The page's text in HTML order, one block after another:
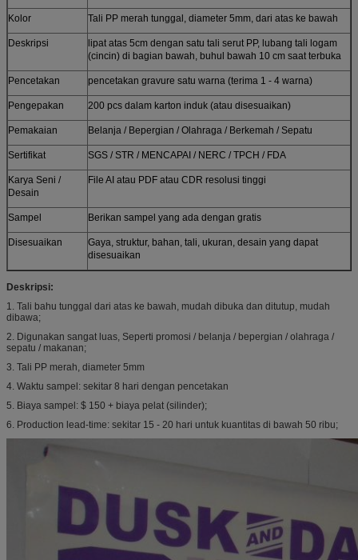
Kolor Tali PP merah tunggal, diameter 5mm, dari atas ke bawah
Deskripsi
lipat atas 5cm dengan satu tali serut PP, lubang tali logam
(cincin) di bagian bawah, buhul bawah 10 cm saat terbuka
Pencetakan pencetakan gravure satu warna (terima 1 - 4 warna)
Pengepakan 200 pcs dalam karton induk (atau disesuaikan)
Pemakaian Belanja / Bepergian / Olahraga / Berkemah / Sepatu
Sertifikat SGS / STR / MENCAPAI / NERC / TPCH / FDA
Karya Seni /
Desain
File AI atau PDF atau CDR resolusi tinggi
Sampel Berikan sampel yang ada dengan gratis
Disesuaikan
Gaya, struktur, bahan, tali, ukuran, desain yang dapat
disesuaikan
Deskripsi:
1. Tali bahu tunggal dari atas ke bawah, mudah dibuka dan ditutup, mudah
dibawa;
2. Digunakan sangat luas, Seperti promosi / belanja / bepergian / olahraga /
sepatu / makanan;
3. Tali PP merah, diameter 5mm
4. Waktu sampel: sekitar 8 hari dengan pencetakan
5. Biaya sampel: $ 150 + biaya pelat (silinder);
6. Production lead-time: sekitar 15 - 20 hari untuk kuantitas di bawah 50 ribu;